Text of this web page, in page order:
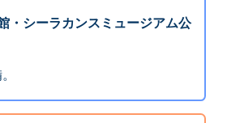
・シーラカンスミュージアム公